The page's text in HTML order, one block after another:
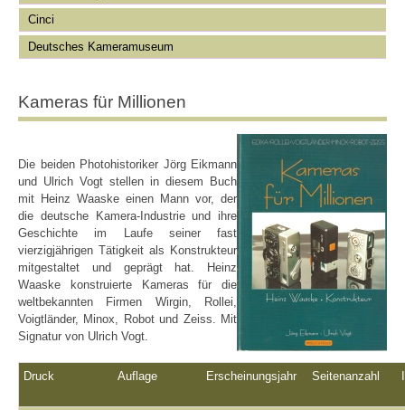
Cinci
Deutsches Kameramuseum
Kameras für Millionen
Die beiden Photohistoriker Jörg Eikmann
und Ulrich Vogt stellen in diesem Buch
mit Heinz Waaske einen Mann vor, der
die deutsche Kamera-Industrie und ihre
Geschichte im Laufe seiner fast
vierzigjährigen Tätigkeit als Konstrukteur
mitgestaltet und geprägt hat. Heinz
Waaske konstruierte Kameras für die
weltbekannten Firmen Wirgin, Rollei,
Voigtländer, Minox, Robot und Zeiss. Mit
Signatur von Ulrich Vogt.
Druck Auflage Erscheinungsjahr Seitenanzahl